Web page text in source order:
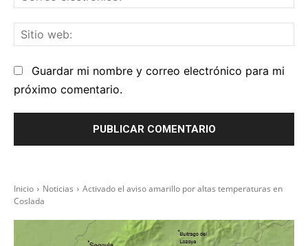
Guardar mi nombre y correo electrónico para mi
próximo comentario.